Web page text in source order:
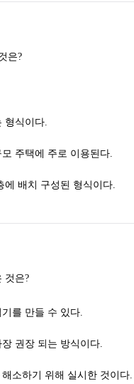
은?
형식이다.
메조넷형은 평면구성의 제약이 적어 소규모 주택에 주로 이용된다.
플랫형은 각 세대의 주거단위가 동일한 층에 배치 구성된 형식이다.
것은?
종합교실형은 각 학급마다 가정적인 분위기를 만들 수 있다.
교과교실형은 초등학교 저학년에 대해 가장 권장 되는 방식이다.
플래툰형은 미국의 초등학교에서 과밀을 해소하기 위해 실시한 것이다.